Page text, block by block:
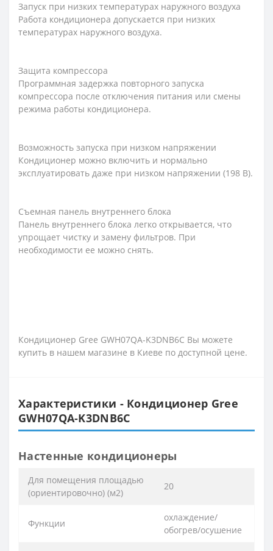
Запуск при низких температурах наружного воздуха
Работа кондиционера допускается при низких
температурах наружного воздуха.
Защита компрессора
Программная задержка повторного запуска
компрессора после отключения питания или смены
режима работы кондиционера.
Возможность запуска при низком напряжении
Кондиционер можно включить и нормально
эксплуатировать даже при низком напряжении (198 В).
Съемная панель внутреннего блока
Панель внутреннего блока легко открывается, что
упрощает чистку и замену фильтров. При
необходимости ее можно снять.
Кондиционер Gree GWH07QA-K3DNB6C Вы можете
купить в нашем магазине в Киеве по доступной цене.
Характеристики - Кондиционер Gree
GWH07QA-K3DNB6C
Настенные кондиционеры
Для помещения площадью
(ориентировочно) (м2)
20
Функции
охлаждение/
обогрев/осушение